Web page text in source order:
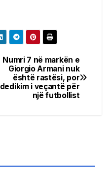
Numri 7 në markën e
Giorgio Armani nuk
është rastësi, por
dedikim i veçantë për
një futbollist